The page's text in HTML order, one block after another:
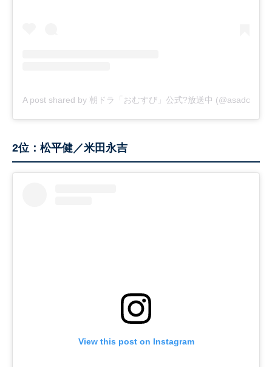
A post shared by 朝ドラ「おむすび」公式?放送中
2位：松平健／米田永吉
View this post on Instagram